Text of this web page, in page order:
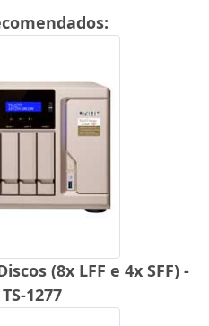
(8x LFF e 4x SFF) -
1277